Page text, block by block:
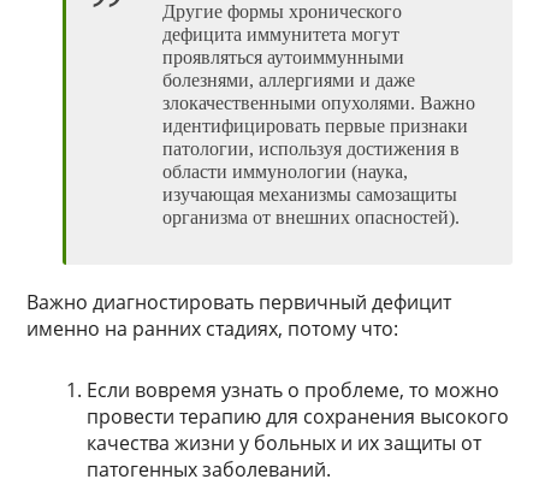
Другие формы хронического
дефицита иммунитета могут
проявляться аутоиммунными
болезнями, аллергиями и даже
злокачественными опухолями. Важно
идентифицировать первые признаки
патологии, используя достижения в
области иммунологии (наука,
изучающая механизмы самозащиты
организма от внешних опасностей).
Важно диагностировать первичный дефицит
именно на ранних стадиях, потому что:
Если вовремя узнать о проблеме, то можно
провести терапию для сохранения высокого
качества жизни у больных и их защиты от
патогенных заболеваний.